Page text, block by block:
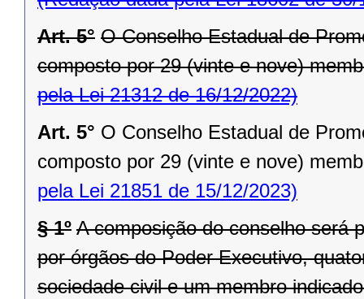
Art. 5° O Conselho Estadual de
composto por 29 (vinte e nove)
pela Lei 21312 de 16/12/2022)
Art. 5° O Conselho Estadual de
composto por 29 (vinte e nove)
pela Lei 21851 de 15/12/2023)
§ 1º A composição do conselho será
por órgãos do Poder Executivo,
sociedade civil e um membro